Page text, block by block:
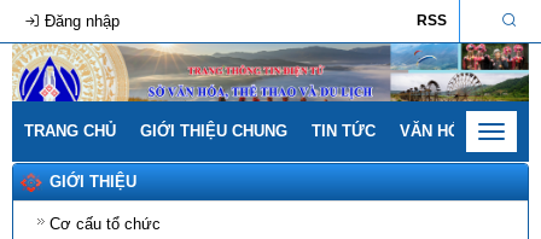
RSS
Đăng nhập
TRANG CHỦ GIỚI THIỆU CHUNG TIN TỨC VĂN HÓA - GIA
Toggle
GIỚI THIỆU
Cơ cấu tổ chức